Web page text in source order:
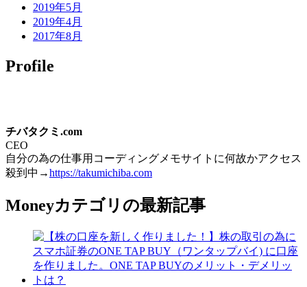
2019年5月
2019年4月
2017年8月
Profile
チバタクミ.com
CEO
自分の為の仕事用コーディングメモサイトに何故かアクセス
殺到中→https://takumichiba.com
Moneyカテゴリの最新記事